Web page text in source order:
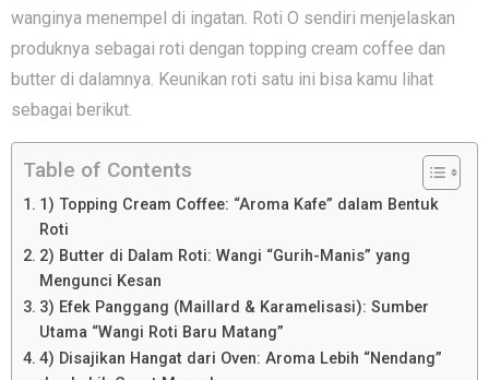
wanginya menempel di ingatan. Roti O sendiri menjelaskan
produknya sebagai roti dengan topping cream coffee dan
butter di dalamnya. Keunikan roti satu ini bisa kamu lihat
sebagai berikut.
Table of Contents
1) Topping Cream Coffee: “Aroma Kafe” dalam Bentuk
Roti
2) Butter di Dalam Roti: Wangi “Gurih-Manis” yang
Mengunci Kesan
3) Efek Panggang (Maillard & Karamelisasi): Sumber
Utama “Wangi Roti Baru Matang”
4) Disajikan Hangat dari Oven: Aroma Lebih “Nendang”